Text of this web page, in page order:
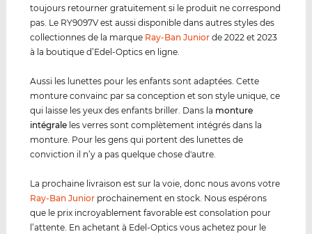
toujours retourner gratuitement si le produit ne correspond
pas. Le RY9097V est aussi disponible dans autres styles des
collectionnes de la marque Ray-Ban Junior de 2022 et 2023
à la boutique d’Edel-Optics en ligne.
Aussi les lunettes pour les enfants sont adaptées. Cette
monture convainc par sa conception et son style unique, ce
qui laisse les yeux des enfants briller. Dans la monture
intégrale les verres sont complètement intégrés dans la
monture. Pour les gens qui portent des lunettes de
conviction il n’y a pas quelque chose d'autre.
La prochaine livraison est sur la voie, donc nous avons votre
Ray-Ban Junior prochainement en stock. Nous espérons
que le prix incroyablement favorable est consolation pour
l’attente. En achetant à Edel-Optics vous achetez pour le